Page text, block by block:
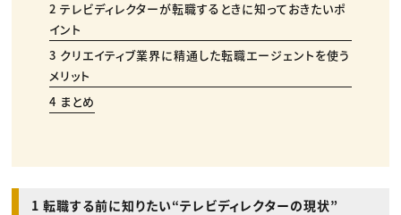
2 テレビディレクターが転職するときに知っておきたいポ
イント
3 クリエイティブ業界に精通した転職エージェントを使う
メリット
4 まとめ
1 転職する前に知りたい“テレビディレクターの現状”